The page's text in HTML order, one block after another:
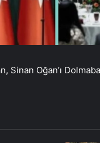
Sinan Oğan’ı